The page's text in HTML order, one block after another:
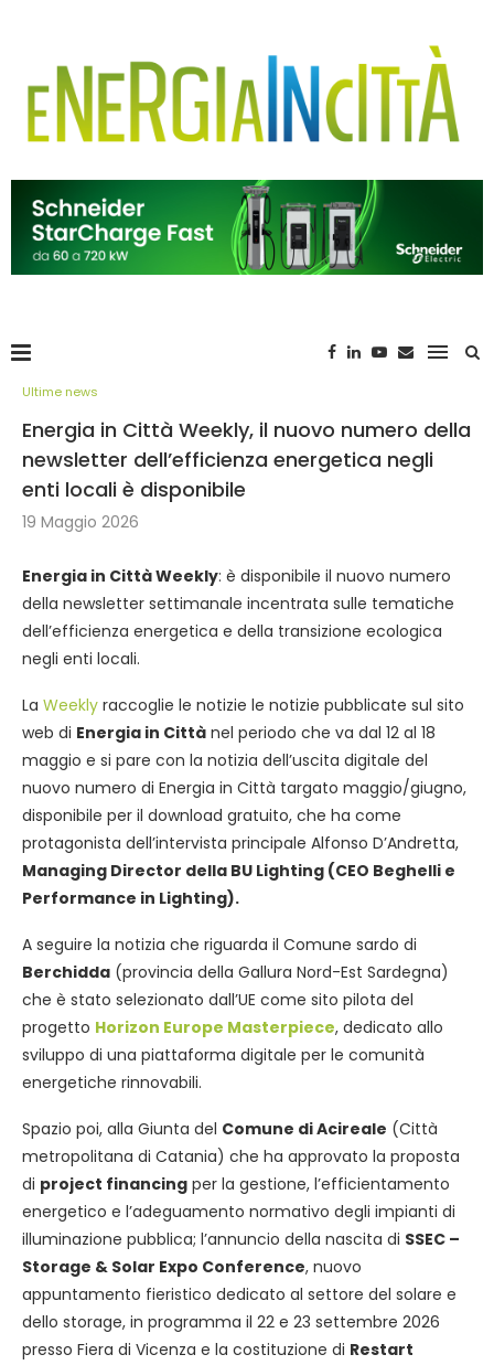
Ultime news
Energia in Città Weekly, il nuovo numero della
newsletter dell’efficienza energetica negli
enti locali è disponibile
19 Maggio 2026
Energia in Città Weekly: è disponibile il nuovo numero
della newsletter settimanale incentrata sulle tematiche
dell’efficienza energetica e della transizione ecologica
negli enti locali.
La Weekly raccoglie le notizie le notizie pubblicate sul sito
web di Energia in Città nel periodo che va dal 12 al 18
maggio e si pare con la notizia dell’uscita digitale del
nuovo numero di Energia in Città targato maggio/giugno,
disponibile per il download gratuito, che ha come
protagonista dell’intervista principale Alfonso D’Andretta,
Managing Director della BU Lighting (CEO Beghelli e
Performance in Lighting).
A seguire la notizia che riguarda il Comune sardo di
Berchidda (provincia della Gallura Nord-Est Sardegna)
che è stato selezionato dall’UE come sito pilota del
progetto Horizon Europe Masterpiece, dedicato allo
sviluppo di una piattaforma digitale per le comunità
energetiche rinnovabili.
Spazio poi, alla Giunta del Comune di Acireale (Città
metropolitana di Catania) che ha approvato la proposta
di project financing per la gestione, l’efficientamento
energetico e l’adeguamento normativo degli impianti di
illuminazione pubblica; l’annuncio della nascita di SSEC –
Storage & Solar Expo Conference, nuovo
appuntamento fieristico dedicato al settore del solare e
dello storage, in programma il 22 e 23 settembre 2026
presso Fiera di Vicenza e la costituzione di Restart